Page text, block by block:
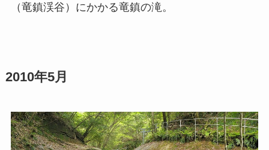
（竜鎮渓谷）にかかる竜鎮の滝。
2010年5月